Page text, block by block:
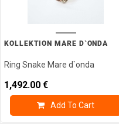
Box
Birthstone
Ohrschmuck
Gold
KOLLEKTION MARE D`ONDA
Ring Snake Mare d`onda
1,492.00 €
Add To Cart